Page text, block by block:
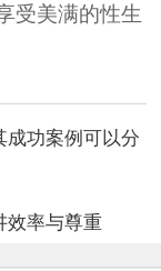
受美满的性生
成功案例可以分
效率与尊重